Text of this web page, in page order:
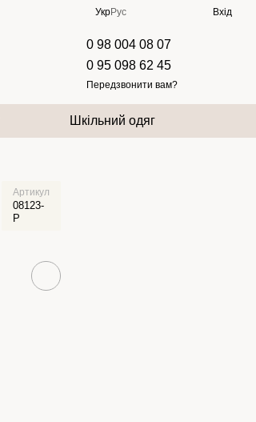
УкрРус Вхід
0 98 004 08 07
0 95 098 62 45
Передзвонити вам?
Шкільний одяг
Артикул
08123-
P